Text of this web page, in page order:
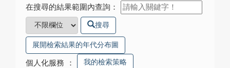
在搜尋的結果範圍內查詢：
搜尋
展開檢索結果的年代分布圖
個人化服務 ： 我的檢索策略